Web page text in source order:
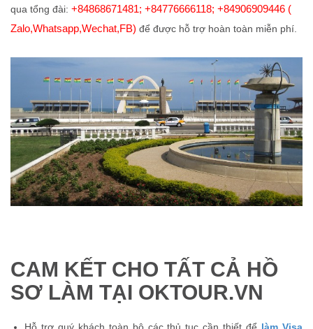
qua tổng đài: +84868671481; +84776666118; +84906909446 (
Zalo,Whatsapp,Wechat,FB) để được hỗ trợ hoàn toàn miễn phí.
CAM KẾT CHO TẤT CẢ HỒ
SƠ LÀM TẠI OKTOUR.VN